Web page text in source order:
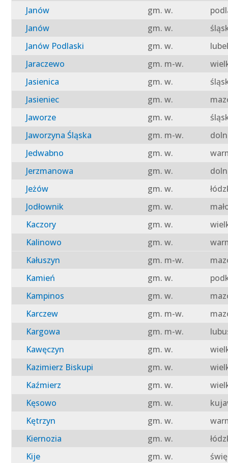
Janów gm. w.
Janów
gm. w.
Janów Podlaski
gm. w.
Jaraczewo
gm. m-w.
Jasienica
gm. w.
Jasieniec
gm. w.
Jaworze
gm. w.
Jaworzyna Śląska
gm. m-w.
Jedwabno
gm. w.
Jerzmanowa
gm. w.
Jeżów
gm. w.
Jodłownik
gm. w.
Kaczory
gm. w.
Kalinowo
gm. w.
Kałuszyn
gm. m-w.
Kamień
gm. w.
Kampinos
gm. w.
Karczew
gm. m-w.
Kargowa
gm. m-w.
Kawęczyn
gm. w.
Kazimierz Biskupi
gm. w.
Kaźmierz
gm. w.
Kęsowo
gm. w.
Kętrzyn
gm. w.
Kiernozia
gm. w.
Kije
gm. w.